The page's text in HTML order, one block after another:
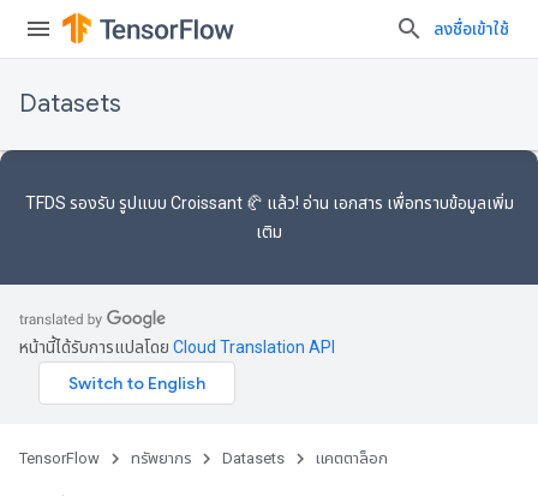
ลงชื่อเข้าใช้
Datasets
TFDS รองรับ รูปแบบ Croissant 🥐 แล้ว! อ่าน เอกสาร เพื่อทราบข้อมูลเพิ่ม
เติม
หน้านี้ได้รับการแปลโดย Cloud Translation API
TensorFlow ทรัพยากร Datasets แคตตาล็อก